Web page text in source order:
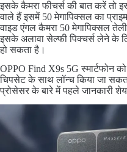
इसके कैमरा फीचर्स की बात करें तो
वाले हैं इसमें 50 मेगापिक्सल का
वाइड एंगल कैमरा 50 मेगापिक्सल
इसके अलावा सेल्फी पिक्चर्स लेने के
हो सकता है।
OPPO Find X9s 5G स्मार्टफोन
चिपसेट के साथ लॉन्च किया जा
प्रोसेसर के बारे में पहले जानकारी